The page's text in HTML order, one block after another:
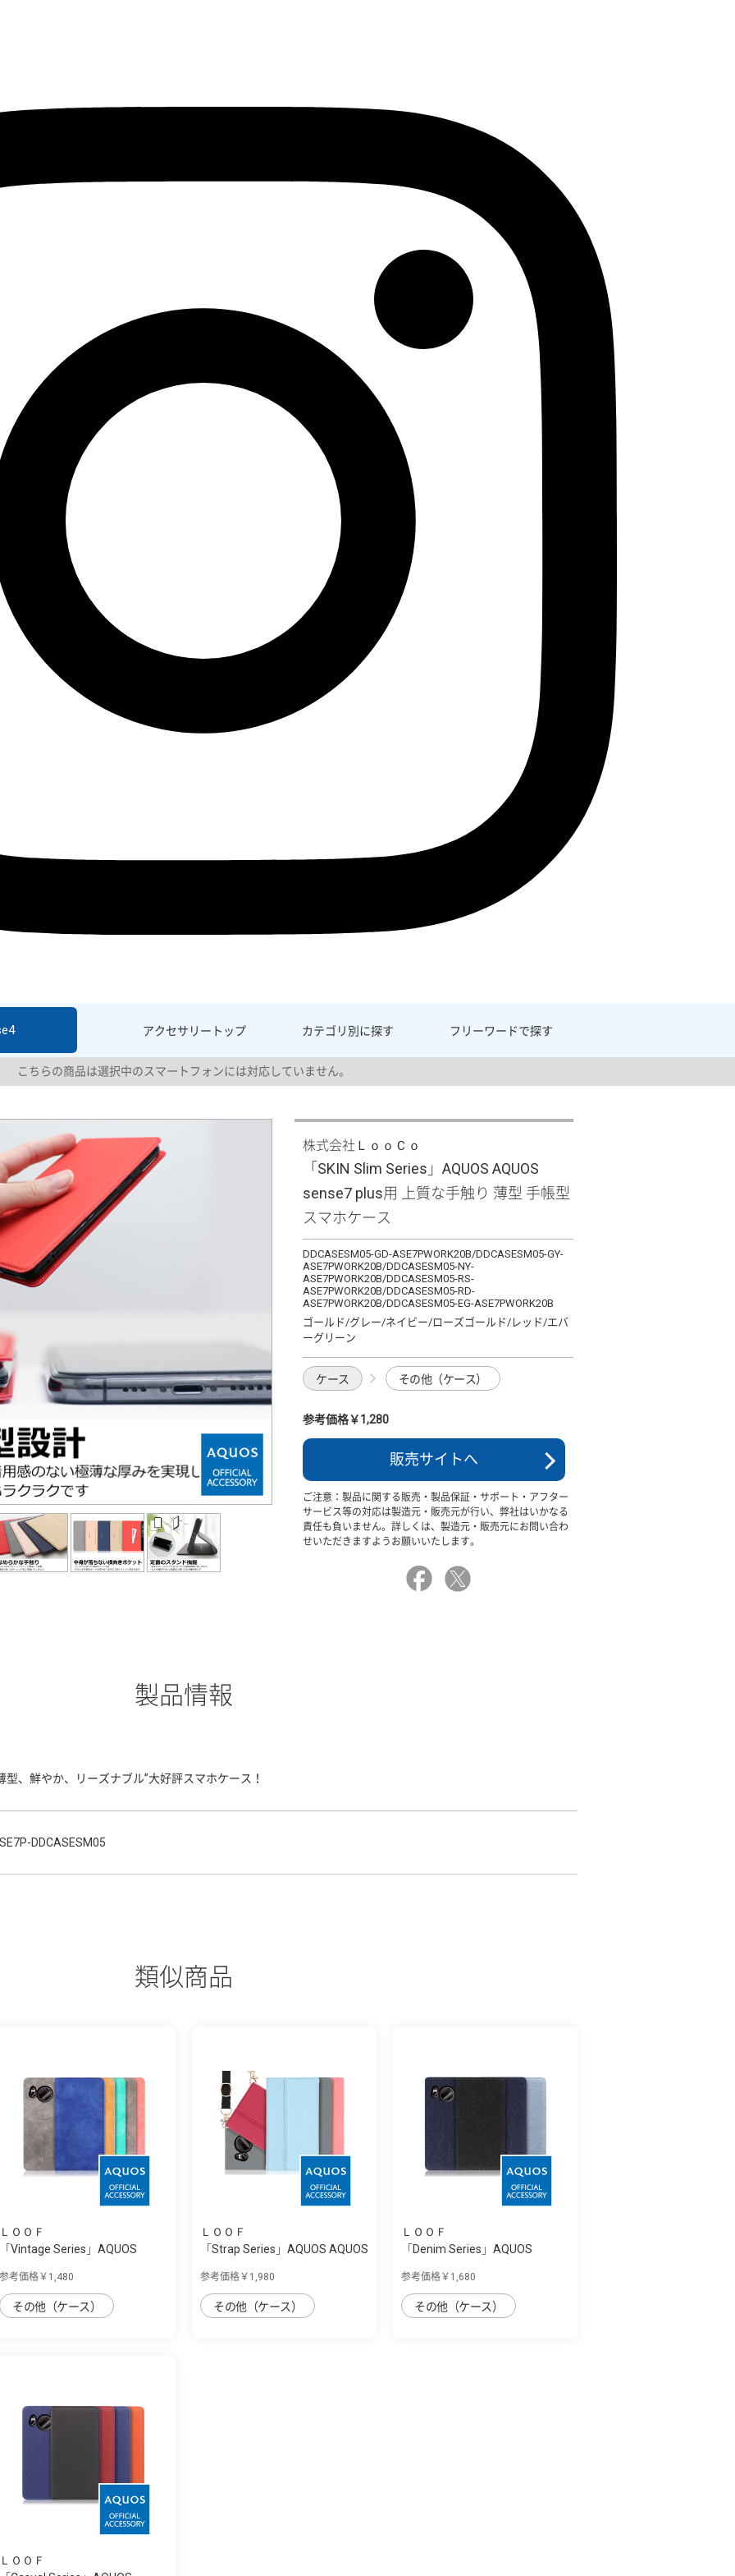
アクセサリー トップ カテゴリ別に探す フリーワードで探す
こちらの商品は選択中のスマートフォンには対応していません。
株式会社ＬｏｏＣｏ
「SKIN Slim Series」AQUOS AQUOS
sense7 plus用 上質な手触り 薄型 手帳型
スマホケース
DDCASESM05-GD-ASE7PWORK20B/DDCASESM05-GY-
ASE7PWORK20B/DDCASESM05-NY-
ASE7PWORK20B/DDCASESM05-RS-
ASE7PWORK20B/DDCASESM05-RD-
ASE7PWORK20B/DDCASESM05-EG-ASE7PWORK20B
ゴールド/グレー/ネイビー/ローズゴールド/レッド/エバ
ーグリーン
ケース その他（ケース）
参考価格￥1,280
販売サイトへ
ご注意：製品に関する販売・製品保証・サポート・アフター
サービス等の対応は製造元・販売元が行い、弊社はいかなる
責任も負いません。詳しくは、製造元・販売元にお問い合わ
せいただきますようお願いいたします。
製品情報
型、鮮やか、リーズナブル”大好評スマホケース！
DDCASESM05
類似商品
ＬＯＯＦ
「Vintage Series」AQUOS
参考価格￥1,480
その他（ケース）
ＬＯＯＦ
「Strap Series」AQUOS AQUOS
参考価格￥1,980
その他（ケース）
ＬＯＯＦ
「Denim Series」AQUOS
参考価格￥1,680
その他（ケース）
ＬＯＯＦ